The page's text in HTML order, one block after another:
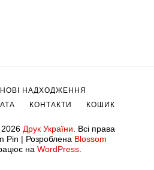
2026 Друк України . Всі права
Pin | Розроблена Blossom
на WordPress
НОВІ НАДХОДЖЕННЯ
КОНТАКТИ КОШИК